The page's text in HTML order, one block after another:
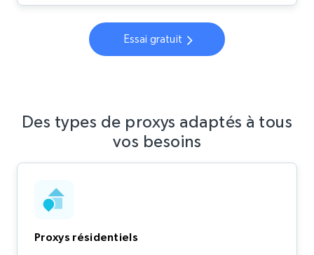
Essai gratuit
Des types de proxys adaptés à tous
vos besoins
Proxys résidentiels